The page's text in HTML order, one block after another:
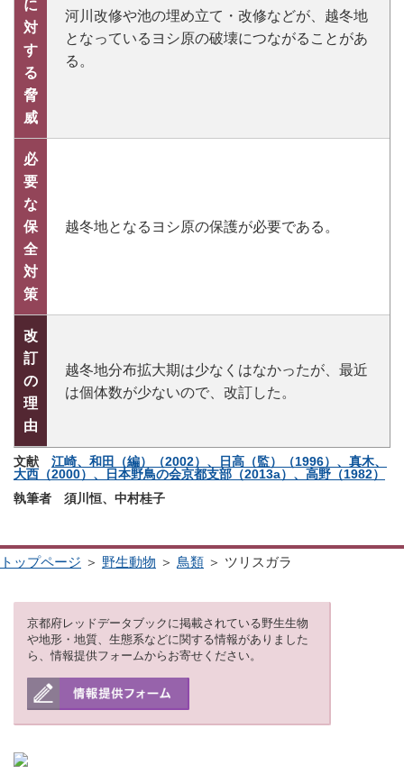
に
対
す
る
脅
威
河川改修や池の埋め立て・改修などが、越冬地
となっているヨシ原の破壊につながることがあ
る。
必
要
な
保
全
対
策
越冬地となるヨシ原の保護が必要である。
改
訂
の
理
由
越冬地分布拡大期は少なくはなかったが、最近
は個体数が少ないので、改訂した。
文献 江崎、和田（編）（2002）、日高（監）（1996）、真木、
大西（2000）、日本野鳥の会京都支部（2013a）、高野（1982）
執筆者 須川恒、中村桂子
トップページ ＞ 野生動物 ＞ 鳥類 ＞ ツリスガラ
京都府レッドデータブックに掲載されている野生生物
や地形・地質、生態系などに関する情報がありました
ら、情報提供フォームからお寄せください。